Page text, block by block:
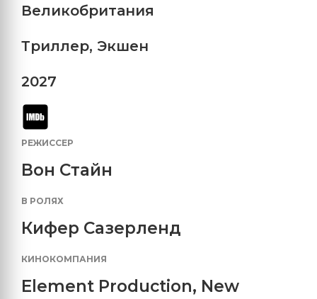
Великобритания
Триллер, Экшен
2027
РЕЖИССЕР
Вон Стайн
В РОЛЯХ
Кифер Сазерленд
КИНОКОМПАНИЯ
Element Production, New